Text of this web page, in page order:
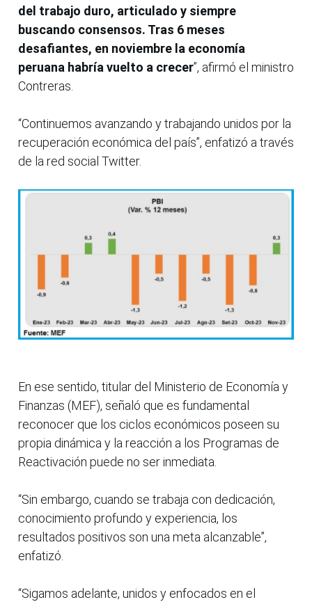
del trabajo duro, articulado y siempre
buscando consensos. Tras 6 meses
desafiantes, en noviembre la economía
peruana habría vuelto a crecer”, afirmó el ministro
Contreras.
“Continuemos avanzando y trabajando unidos por la
recuperación económica del país”, enfatizó a través
de la red social Twitter.
En ese sentido, titular del Ministerio de Economía y
Finanzas (MEF), señaló que es fundamental
reconocer que los ciclos económicos poseen su
propia dinámica y la reacción a los Programas de
Reactivación puede no ser inmediata.
“Sin embargo, cuando se trabaja con dedicación,
conocimiento profundo y experiencia, los
resultados positivos son una meta alcanzable”,
enfatizó.
“Sigamos adelante, unidos y enfocados en el